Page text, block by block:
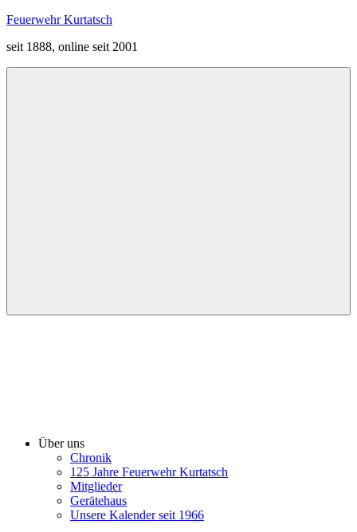
Zum
springen
Feuerwehr Kurtatsch
seit 1888, online seit 2001
Über uns
Chronik
125 Jahre Feuerwehr Kurtatsch
Mitglieder
Gerätehaus
Unsere Kalender seit 1966